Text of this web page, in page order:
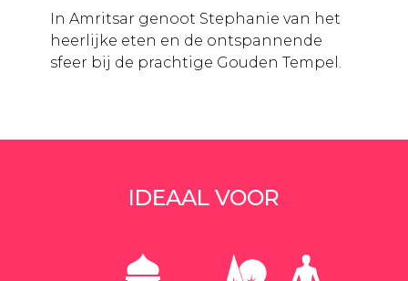
In Amritsar genoot Stephanie van het
heerlijke eten en de ontspannende
sfeer bij de prachtige Gouden Tempel.
Rishikesh, de yoga hoofdstad van de
zoals raften en bungeejumpen.
IDEAAL VOOR